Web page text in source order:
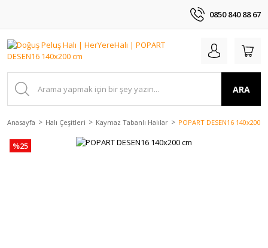
0850 840 88 67
ARA
Anasayfa Halı Çeşitleri Kaymaz Tabanlı Halılar POPART DESEN16 140x200
%25